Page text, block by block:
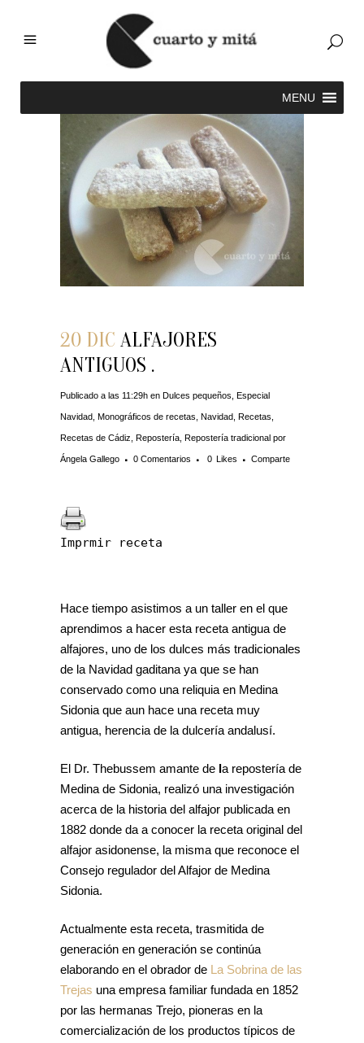
20 DIC ALFAJORES
ANTIGUOS .
Publicado a las 11:29h en Dulces pequeños Especial
Navidad Monográficos de recetas Navidad Recetas
Recetas de Cádiz Repostería Repostería tradicional por
Ángela Gallego 0 Comentarios 0 Likes Comparte
Imprmir receta
Hace tiempo asistimos a un taller en el que
aprendimos a hacer esta receta antigua de
alfajores, uno de los dulces más tradicionales
de la Navidad gaditana ya que se han
conservado como una reliquia en Medina
Sidonia que aun hace una receta muy
antigua, herencia de la dulcería andalusí.
El Dr. Thebussem amante de la repostería de
Medina de Sidonia, realizó una investigación
acerca de la historia del alfajor publicada en
1882 donde da a conocer la receta original del
alfajor asidonense, la misma que reconoce el
Consejo regulador del Alfajor de Medina
Sidonia.
Actualmente esta receta, trasmitida de
generación en generación se continúa
elaborando en el obrador de La Sobrina de las
Trejas una empresa familiar fundada en 1852
por las hermanas Trejo, pioneras en la
comercialización de los productos típicos de